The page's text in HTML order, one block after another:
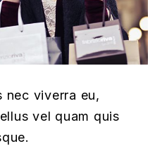
nec viverra eu,
vel quam quis